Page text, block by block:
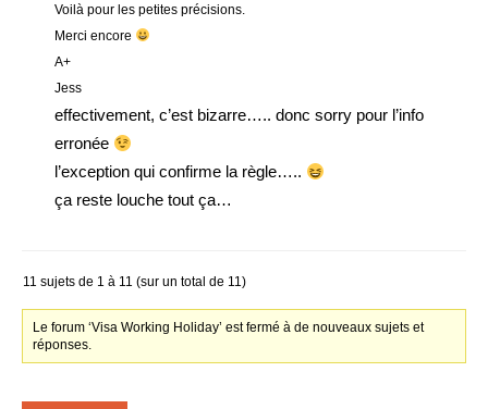
Voilà pour les petites précisions.
Merci encore
A+
Jess
effectivement, c’est bizarre….. donc sorry pour l’info
erronée
l’exception qui confirme la règle…..
ça reste louche tout ça…
11 sujets de 1 à 11 (sur un total de 11)
Le forum ‘Visa Working Holiday’ est fermé à de nouveaux sujets et
réponses.